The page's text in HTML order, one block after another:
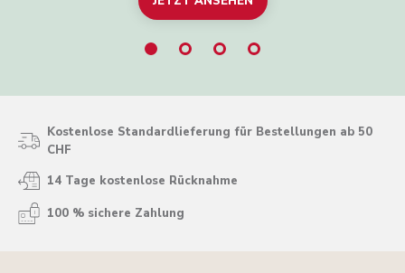
ALLE REZEPTE DURCHSUCHEN
Kostenlose Standardlieferung für Bestellungen ab 50
CHF
14 Tage kostenlose Rücknahme
100 % sichere Zahlung